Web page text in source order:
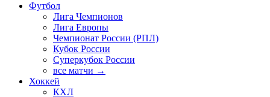
Футбол
Лига Чемпионов
Лига Европы
Чемпионат России (РПЛ)
Кубок России
Суперкубок России
все матчи →
Хоккей
КХЛ